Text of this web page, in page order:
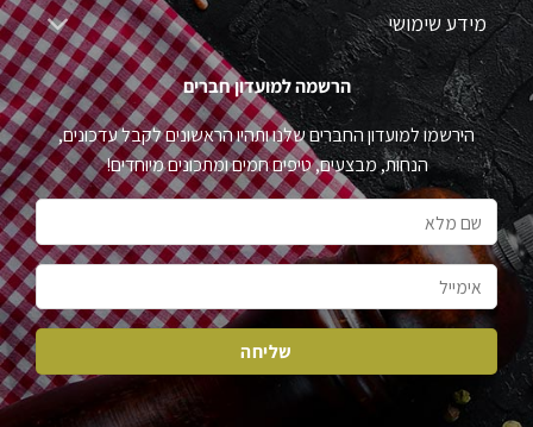
מידע שימושי
הרשמה למועדון חברים
הירשמו למועדון החברים שלנו ותהיו הראשונים לקבל עדכונים,
הנחות, מבצעים, טיפים חמים ומתכונים מיוחדים!